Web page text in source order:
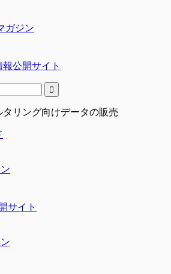
ガジン
公開サイト
リング向けデータの販売
サイト